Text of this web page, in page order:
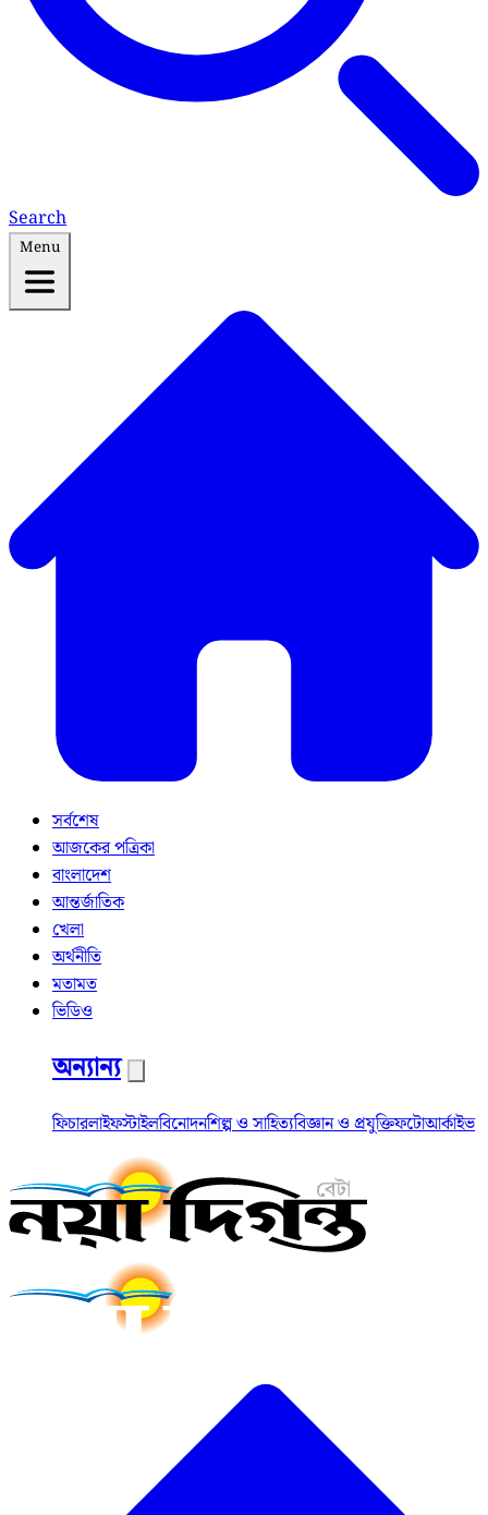
Search
Menu
সর্বশেষ
আজকের পত্রিকা
বাংলাদেশ
আন্তর্জাতিক
খেলা
অর্থনীতি
মতামত
ভিডিও
অন্যান্য
ফিচারলাইফস্টাইলবিনোদনশিল্প ও সাহিত্যবিজ্ঞান ও প্রযুক্তিফটোআর্কাইভ